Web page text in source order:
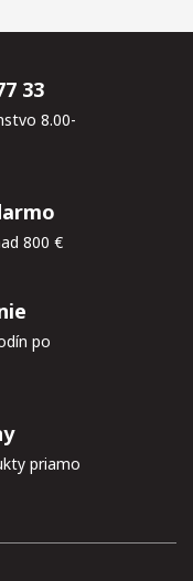
33
8.00-
800 €
po
priamo